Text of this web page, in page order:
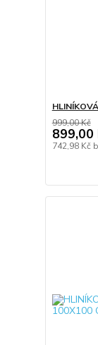
999,00 Kč
899,00
742,98 Kč